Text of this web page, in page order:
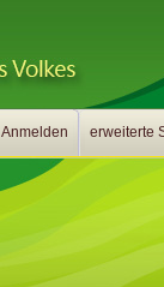
Anmelden erweiterte